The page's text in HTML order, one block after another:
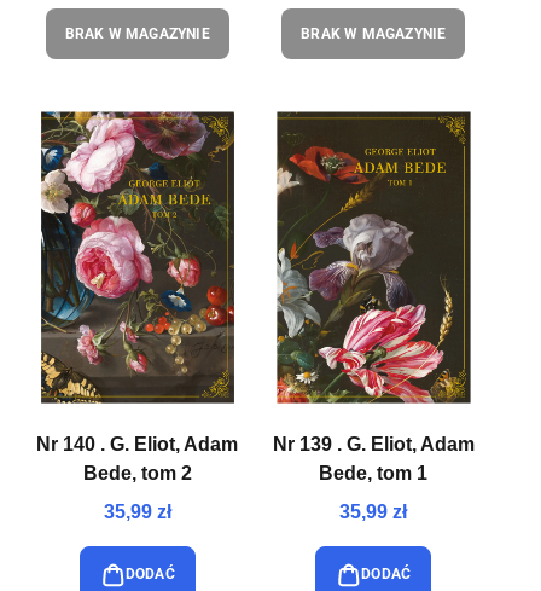
BRAK W MAGAZYNIE BRAK W MAGAZYNIE
Nr 140 . G. Eliot, Adam
Bede, tom 2
35,99 zł
DODAĆ
Nr 139 . G. Eliot, Adam
Bede, tom 1
35,99 zł
DODAĆ